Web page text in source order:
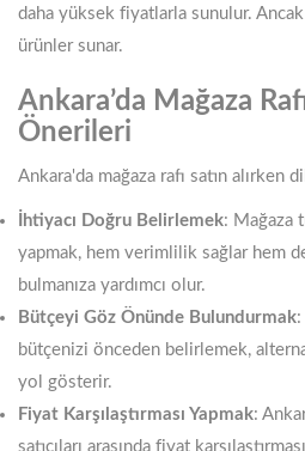
daha yüksek fiyatlarla sunulur.
ürünler sunar.
Ankara’da Mağaza
Önerileri
Ankara'da mağaza rafı satın alırken
İhtiyacı Doğru Belirlemek: Mağaza
yapmak, hem verimlilik sağlar hem
bulmanıza yardımcı olur.
Bütçeyi Göz Önünde Bulundurmak
bütçenizi önceden belirlemek,
yol gösterir.
Fiyat Karşılaştırması Yapmak:
satıcıları arasında fiyat